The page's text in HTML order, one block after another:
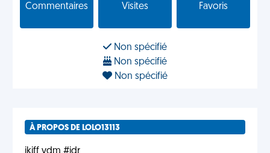
Commentaires
Visites
Favoris
Non spécifié
Non spécifié
Non spécifié
À PROPOS DE LOLO13113